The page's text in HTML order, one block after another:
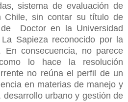
sistema de evaluación de
Chile, sin contar su título de
Doctor en la Universidad
Sapieza reconocido por la
En consecuencia, no parece
lo hace la resolución
no reúna el perfil de un
en materias de manejo y
desarrollo urbano y gestión de